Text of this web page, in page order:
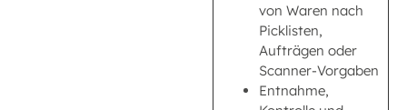
von Waren nach
Picklisten,
Aufträgen oder
Scanner-Vorgaben
Entnahme,